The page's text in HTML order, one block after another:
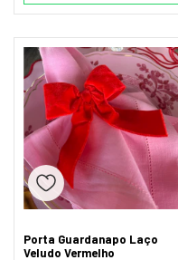
Porta Guardanapo Laço
Veludo Vermelho